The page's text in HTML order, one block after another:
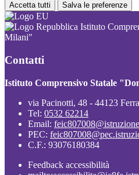
Accetta tutti Salva le preferenze
Istituto
Milani"
Contatti
Istituto Comprensivo Statale
via Pacinotti, 48 - 44123
Tel: 0532 62214
Email:
PEC:
C.F.: 93076180384
Feedback accessibilità